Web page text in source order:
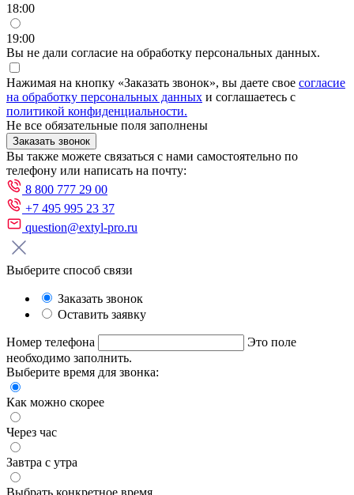
18:00
19:00
Вы не дали согласие на обработку персональных данных.
Нажимая на кнопку «Заказать звонок», вы даете свое согласие
на обработку персональных данных и соглашаетесь с
политикой конфиденциальности.
Не все обязательные поля заполнены
Заказать звонок
Вы также можете связаться с нами самостоятельно по
телефону или написать на почту:
8 800 777 29 00
+7 495 995 23 37
question@extyl-pro.ru
Выберите способ связи
Заказать звонок
Оставить заявку
Номер телефона
Это поле
необходимо заполнить.
Выберите время для звонка:
Как можно скорее
Через час
Завтра с утра
Выбрать конкретное время